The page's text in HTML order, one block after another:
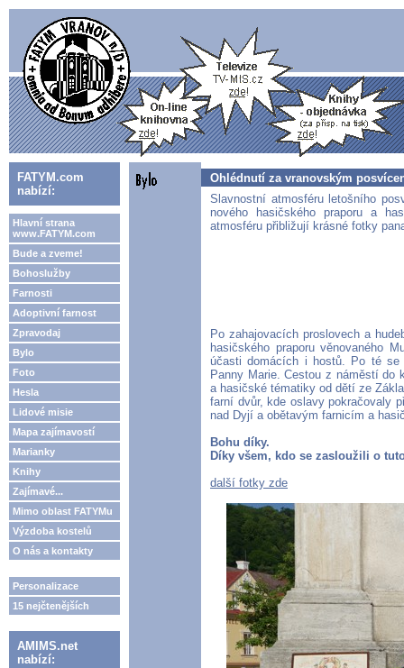
FATYM.com
nabízí:
Hlavní strana
www.FATYM.com
Bude a zveme!
Bohoslužby
Farnosti
Adoptivní farnost
Zpravodaj
Bylo
Foto
Hesla
Lidové misie
Mapa zajímavostí
Marianky
Knihy
Zajímavé...
Mimo oblast FATYMu
Výzdoba kostelů
O nás a kontakty
Personalizace
15 nejčtenějších
AMIMS.net
nabízí:
Ohlédnutí za vranovským
Slavnostní atmosféru letošního
nového hasičského praporu a
atmosféru přibližují krásné fotky
Po zahajovacích proslovech a
hasičského praporu věnovaného
účasti domácích i hostů. Po té se
Panny Marie. Cestou z náměstí do
a hasičské tématiky od dětí ze
farní dvůr, kde oslavy pokračovaly
nad Dyjí a obětavým farnicím a
Bohu díky.
Díky všem, kdo se zasloužili o
další fotky zde